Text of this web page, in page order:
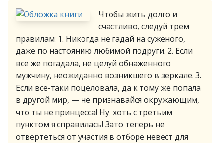
Чтобы жить долго и
счастливо, следуй трем
правилам: 1. Никогда не гадай на суженого,
даже по настоянию любимой подруги. 2. Если
все же погадала, не целуй обнаженного
мужчину, неожиданно возникшего в зеркале. 3.
Если все-таки поцеловала, да к тому же попала
в другой мир, — не признавайся окружающим,
что ты не принцесса! Ну, хоть с третьим
пунктом я справилась! Зато теперь не
отвертеться от участия в отборе невест для